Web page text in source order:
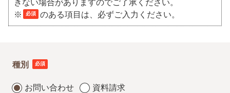
きない場合がありますのでご了承ください。
※
必須 のある項目は、必ずご入力ください。
種別 必須
お問い合わせ 資料請求